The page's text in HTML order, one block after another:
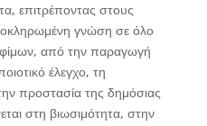
επιτρέποντας στους
γνώση σε όλο
από την παραγωγή
έλεγχο, τη
προστασία της δημόσιας
στη βιωσιμότητα, στην